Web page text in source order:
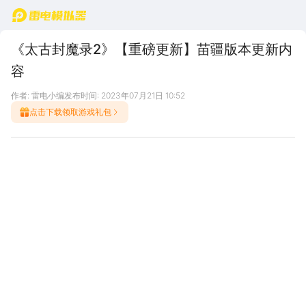
首页
《太古封魔录2》【重磅更新】苗疆版本更新内
容
作者: 雷电小编发布时间: 2023年07月21日 10:52
点击下载领取游戏礼包